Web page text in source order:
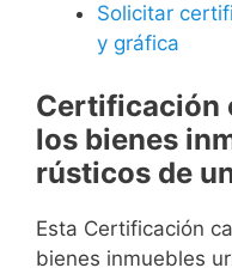
Solicitar
y gráfica
Certificación
los bienes
rústicos de
Esta Certificación
bienes inmuebles